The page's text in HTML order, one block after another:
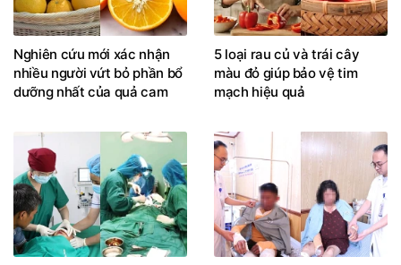
Nghiên cứu mới xác nhận
nhiều người vứt bỏ phần bổ
dưỡng nhất của quả cam
5 loại rau củ và trái cây
màu đỏ giúp bảo vệ tim
mạch hiệu quả